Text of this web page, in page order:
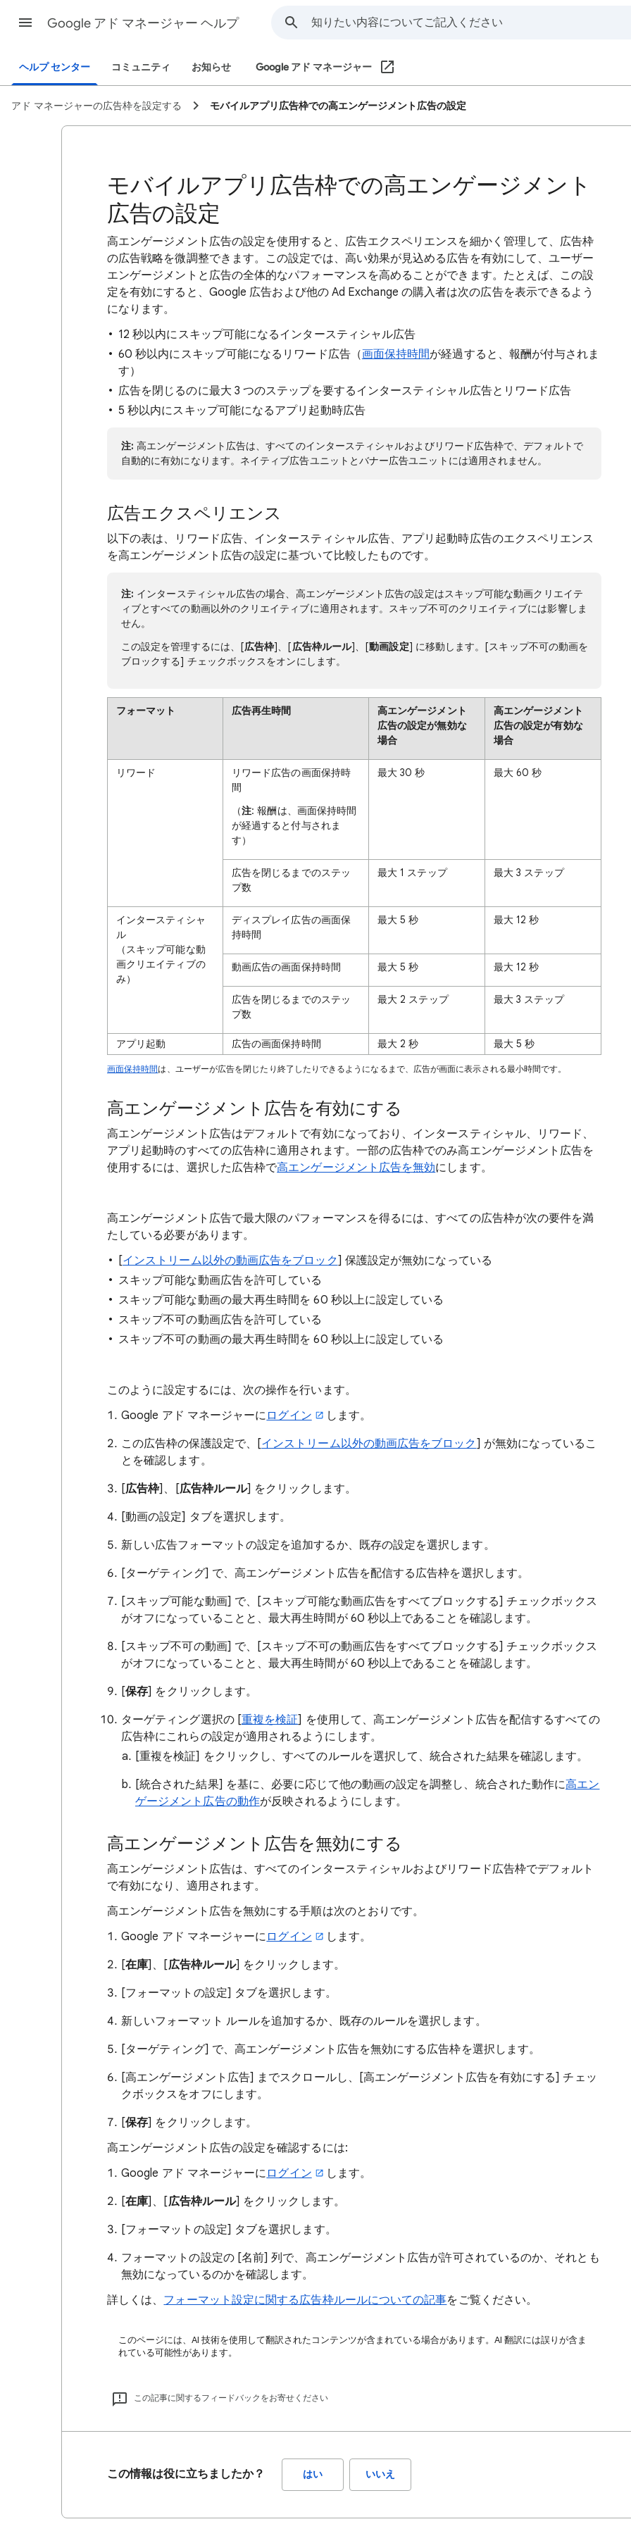
Google アド マネージャー ヘルプ
ヘルプ センター コミュニティ お知らせ Google アド マネージャー
アド マネージャーの広告枠を設定する モバイルアプリ広告枠での高エンゲージメント広告の設定
モバイルアプリ広告枠での高エンゲージメント
広告の設定
高エンゲージメント広告の設定を使用すると、広告エクスペリエンスを細かく管理して、広告枠
の広告戦略を微調整できます。この設定では、高い効果が見込める広告を有効にして、ユーザー
エンゲージメントと広告の全体的なパフォーマンスを高めることができます。たとえば、この設
定を有効にすると、Google 広告および他の Ad Exchange の購入者は次の広告を表示できるよう
になります。
12 秒以内にスキップ可能になるインタースティシャル広告
60 秒以内にスキップ可能になるリワード広告（画面保持時間が経過すると、報酬が付与されま
す）
広告を閉じるのに最大 3 つのステップを要するインタースティシャル広告とリワード広告
5 秒以内にスキップ可能になるアプリ起動時広告
注:高エンゲージメント広告は、すべてのインタースティシャルおよびリワード広告枠で、デフォルトで
自動的に有効になります。ネイティブ広告ユニットとバナー広告ユニットには適用されません。
広告エクスペリエンス
以下の表は、リワード広告、インタースティシャル広告、アプリ起動時広告のエクスペリエンス
を高エンゲージメント広告の設定に基づいて比較したものです。
注: インタースティシャル広告の場合、高エンゲージメント広告の設定はスキップ可能な動画クリエイテ
ィブとすべての動画以外のクリエイティブに適用されます。スキップ不可のクリエイティブには影響しま
せん。
この設定を管理するには、[広告枠]、[広告枠ルール]、[動画設定] に移動します。[スキップ不可の動画を
ブロックする] チェックボックスをオンにします。
フォーマット 広告再生時間
高エンゲージメント
広告の設定が無効な
場合
高エンゲージメント
広告の設定が有効な
場合
リワード
リワード広告の画面保持時
間
（注: 報酬は、画面保持時間
が経過すると付与されま
す）
最大 30 秒 最大 60 秒
広告を閉じるまでのステッ
プ数
最大 1 ステップ 最大 3 ステップ
インタースティシャ
ル
（スキップ可能な動
画クリエイティブの
み）
ディスプレイ広告の画面保
持時間
最大 5 秒 最大 12 秒
動画広告の画面保持時間 最大 5 秒 最大 12 秒
広告を閉じるまでのステッ
プ数
最大 2 ステップ 最大 3 ステップ
アプリ起動 広告の画面保持時間 最大 2 秒 最大 5 秒
画面保持時間は、ユーザーが広告を閉じたり終了したりできるようになるまで、広告が画面に表示される最小時間です。
高エンゲージメント広告を有効にする
高エンゲージメント広告はデフォルトで有効になっており、インタースティシャル、リワード、
アプリ起動時のすべての広告枠に適用されます。一部の広告枠でのみ高エンゲージメント広告を
使用するには、選択した広告枠で高エンゲージメント広告を無効にします。
高エンゲージメント広告で最大限のパフォーマンスを得るには、すべての広告枠が次の要件を満
たしている必要があります。
[インストリーム以外の動画広告をブロック] 保護設定が無効になっている
スキップ可能な動画広告を許可している
スキップ可能な動画の最大再生時間を 60 秒以上に設定している
スキップ不可の動画広告を許可している
スキップ不可の動画の最大再生時間を 60 秒以上に設定している
このように設定するには、次の操作を行います。
Google アド マネージャーに ログイン
します。
この広告枠の保護設定で、[インストリーム以外の動画広告をブロック] が無効になっているこ
とを確認します。
[広告枠]、[広告枠ルール] をクリックします。
[動画の設定] タブを選択します。
新しい広告フォーマットの設定を追加するか、既存の設定を選択します。
[ターゲティング] で、高エンゲージメント広告を配信する広告枠を選択します。
[スキップ可能な動画] で、[スキップ可能な動画広告をすべてブロックする] チェックボックス
がオフになっていることと、最大再生時間が 60 秒以上であることを確認します。
[スキップ不可の動画] で、[スキップ不可の動画広告をすべてブロックする] チェックボックス
がオフになっていることと、最大再生時間が 60 秒以上であることを確認します。
[保存] をクリックします。
ターゲティング選択の [重複を検証] を使用して、高エンゲージメント広告を配信するすべての
広告枠にこれらの設定が適用されるようにします。
[重複を検証] をクリックし、すべてのルールを選択して、統合された結果を確認します。
[統合された結果] を基に、必要に応じて他の動画の設定を調整し、統合された動作に高エン
ゲージメント広告の動作が反映されるようにします。
高エンゲージメント広告を無効にする
高エンゲージメント広告は、すべてのインタースティシャルおよびリワード広告枠でデフォルト
で有効になり、適用されます。
高エンゲージメント広告を無効にする手順は次のとおりです。
Google アド マネージャーに ログイン
します。
[在庫]、[広告枠ルール] をクリックします。
[フォーマットの設定] タブを選択します。
新しいフォーマット ルールを追加するか、既存のルールを選択します。
[ターゲティング] で、高エンゲージメント広告を無効にする広告枠を選択します。
[高エンゲージメント広告] までスクロールし、[高エンゲージメント広告を有効にする] チェッ
クボックスをオフにします。
[保存] をクリックします。
高エンゲージメント広告の設定を確認するには:
Google アド マネージャーに ログイン
します。
[在庫]、[広告枠ルール] をクリックします。
[フォーマットの設定] タブを選択します。
フォーマットの設定の [名前] 列で、高エンゲージメント広告が許可されているのか、それとも
無効になっているのかを確認します。
詳しくは、 フォーマット設定に関する広告枠ルールについての記事をご覧ください。
このページには、AI 技術を使用して翻訳されたコンテンツが含まれている場合があります。AI 翻訳には誤りが含ま
れている可能性があります。
この記事に関するフィードバックをお寄せください
この情報は役に立ちましたか？ はい いいえ